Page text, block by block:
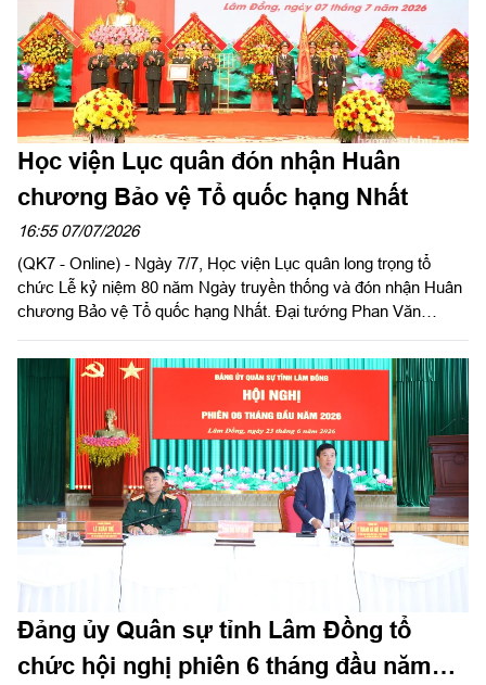
Đảng ủy, Tư lệnh Quân khu 7.
Học viện Lục quân đón nhận Huân
chương Bảo vệ Tổ quốc hạng Nhất
16:55 07/07/2026
(QK7 - Online) - Ngày 7/7, Học viện Lục quân long trọng tổ
chức Lễ kỷ niệm 80 năm Ngày truyền thống và đón nhận Huân
chương Bảo vệ Tổ quốc hạng Nhất. Đại tướng Phan Văn
Phó thủ tướng Chính phủ, Bộ trưởng Bộ Quốc phòng dự và
phát biểu chỉ đạo.
Đảng ủy Quân sự tỉnh Lâm Đồng tổ
chức hội nghị phiên 6 tháng đầu năm